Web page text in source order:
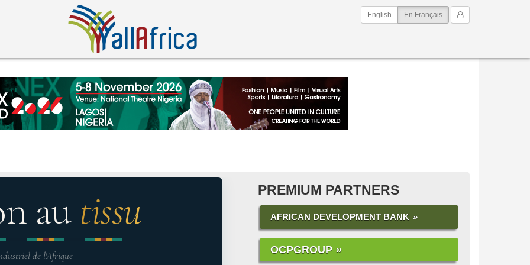
Mon Compte
English En Français(current)
au tissu
de l'Afrique
PREMIUM PARTNERS
AFRICAN DEVELOPMENT BANK
OCPGROUP